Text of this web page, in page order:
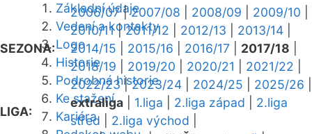
Základní údaje
Vedení a kontakty
Logo
Historie
Podrobná historie
Ke stažení
Kariéra
SEZONA:
2006/07|2007/08 2008/09 2009/10
2010/11|2011/12 2012/13 2013/14
2014/15
2015/16 2016/17 2017/18
2018/19
2019/20 2020/21 2021/22
2022/23|2023/24 2024/25 2025/26
LIGA:
extraliga 1.liga 2.liga západ
2.liga
střed
2.liga východ